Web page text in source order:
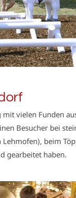
vielen Funden
Besucher bei
beim
gearbeitet haben.